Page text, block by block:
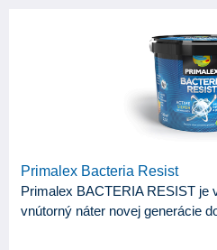
Primalex Bacteria Resist
Primalex BACTERIA RESIST je
vnútorný náter novej generácie